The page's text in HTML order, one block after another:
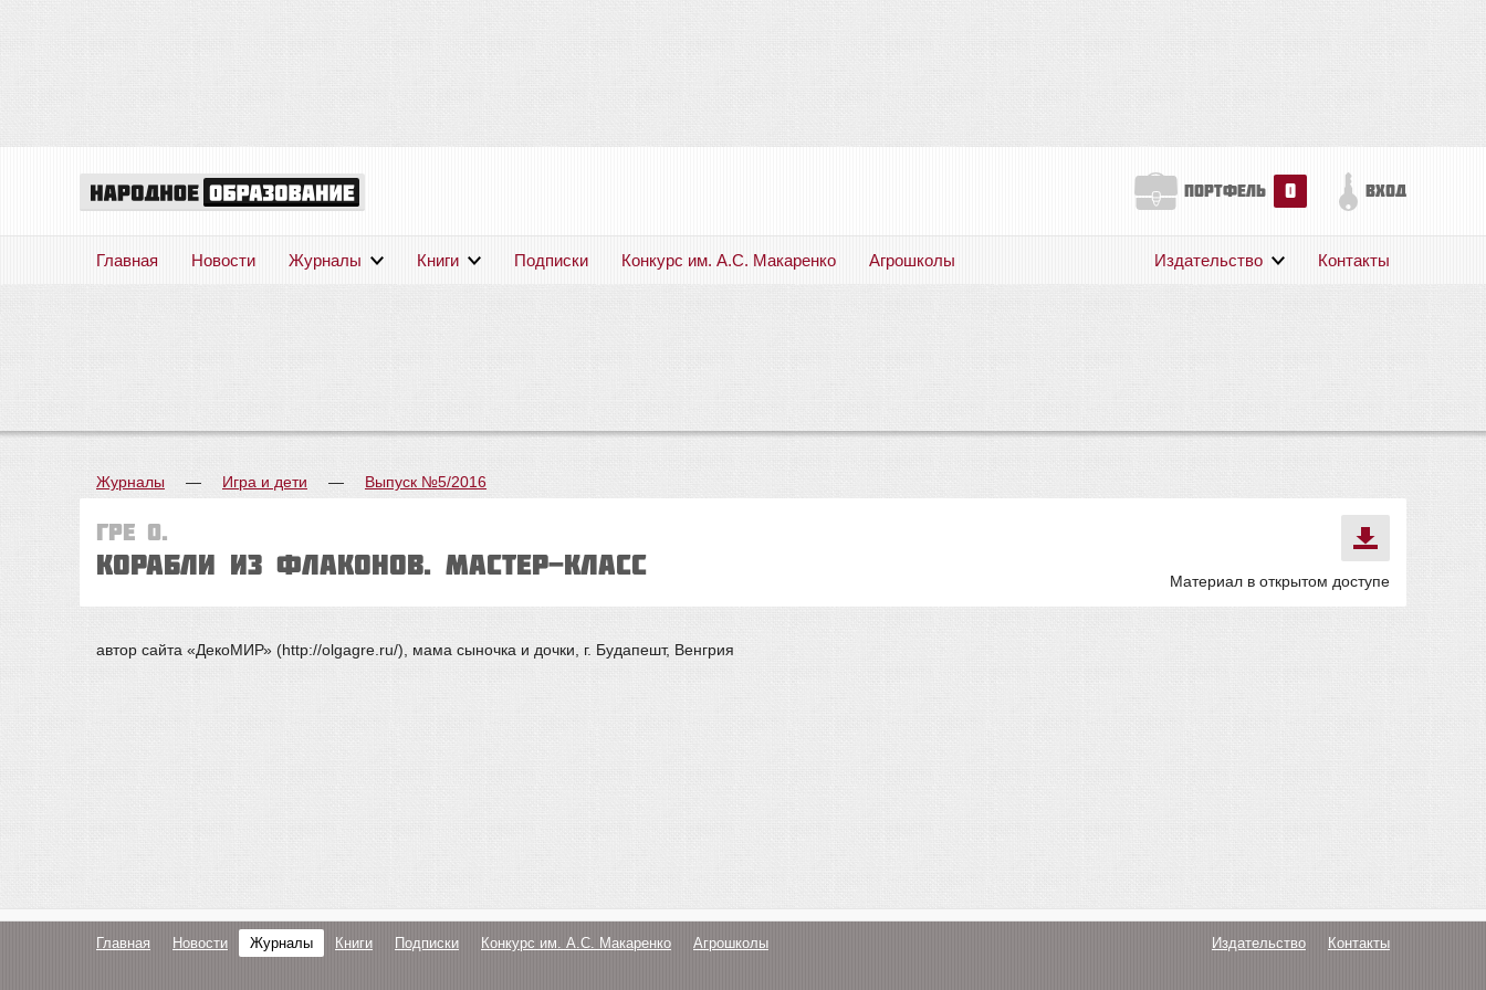
портфель 0 вход
Главная Новости Журналы Книги Подписки Конкурс им. А.С. Макаренко Агрошколы Издательство Контакты
Журналы — Игра и дети — Выпуск №5/2016
Гре О.
КОРАБЛИ ИЗ ФЛАКОНОВ. Мастер-класс
Материал в открытом доступе
автор сайта «ДекоМИР» (http://olgagre.ru/), мама сыночка и дочки, г. Будапешт, Венгрия
Главная Новости Журналы Книги Подписки Конкурс им. А.С. Макаренко Агрошколы Издательство Контакты